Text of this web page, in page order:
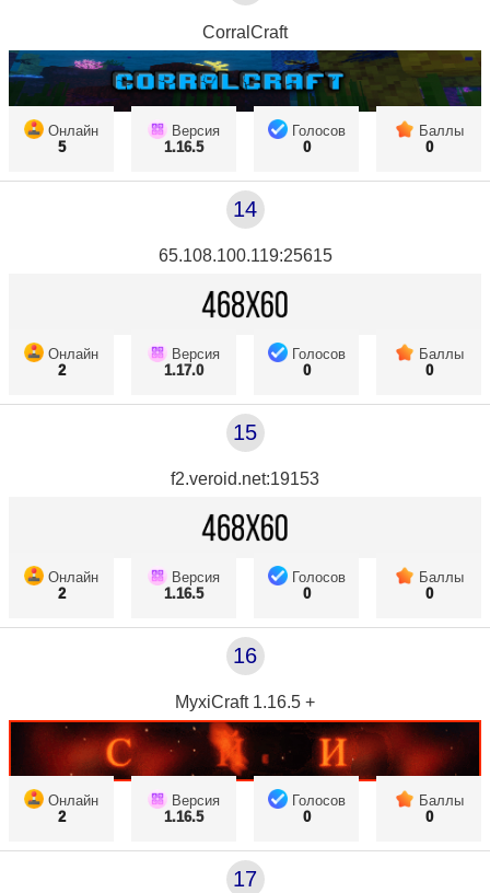
CorralCraft
Онлайн
5
Версия
1.16.5
Голосов
0
Баллы
0
14
65.108.100.119:25615
Онлайн
2
Версия
1.17.0
Голосов
0
Баллы
0
15
f2.veroid.net:19153
Онлайн
2
Версия
1.16.5
Голосов
0
Баллы
0
16
MyxiCraft 1.16.5 +
Онлайн
2
Версия
1.16.5
Голосов
0
Баллы
0
17